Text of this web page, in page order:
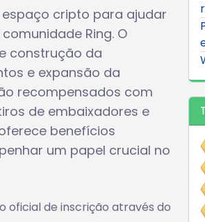
cripto para ajudar
Ring. O
construção da
e expansão da
recompensados com
de embaixadores e
benefícios
um papel crucial no
oficial de inscrição através do